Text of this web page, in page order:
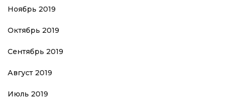
Ноябрь 2019
Октябрь 2019
Сентябрь 2019
Август 2019
Июль 2019